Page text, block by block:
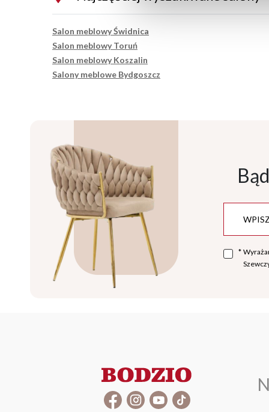
Salon meblowy Świdnica
Salon meblowy Toruń
Salon meblowy Koszalin
Salony meblowe Bydgoszcz
*